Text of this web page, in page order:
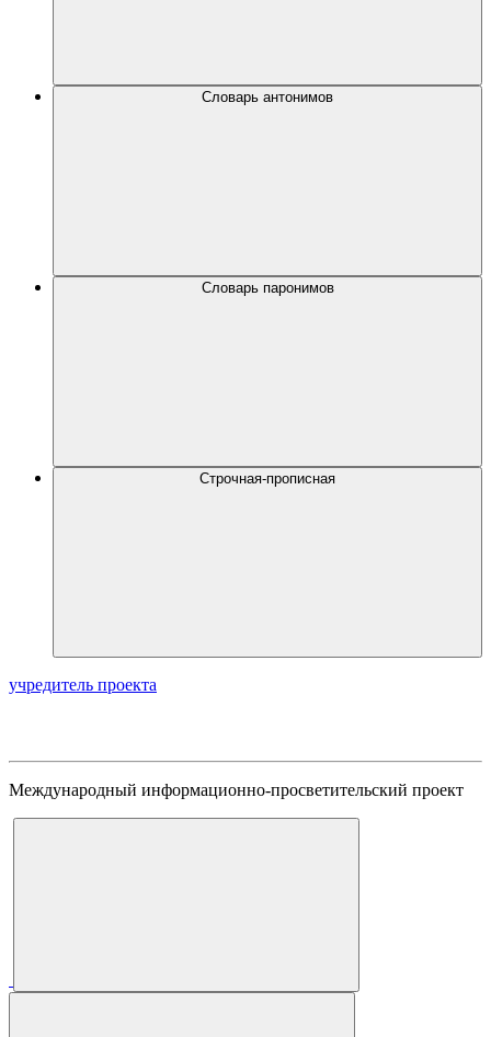
Словарь антонимов
Словарь паронимов
Строчная-прописная
учредитель проекта
Международный информационно-просветительский проект